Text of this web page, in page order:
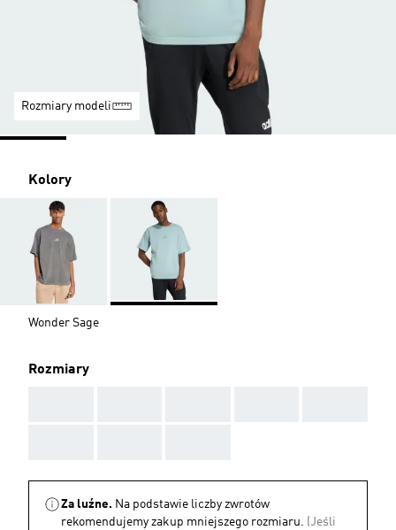
Rozmiary modeli
Kolory
Wonder Sage
Rozmiary
Za luźne. Na podstawie liczby zwrotów
rekomendujemy zakup mniejszego rozmiaru. (Jeśli